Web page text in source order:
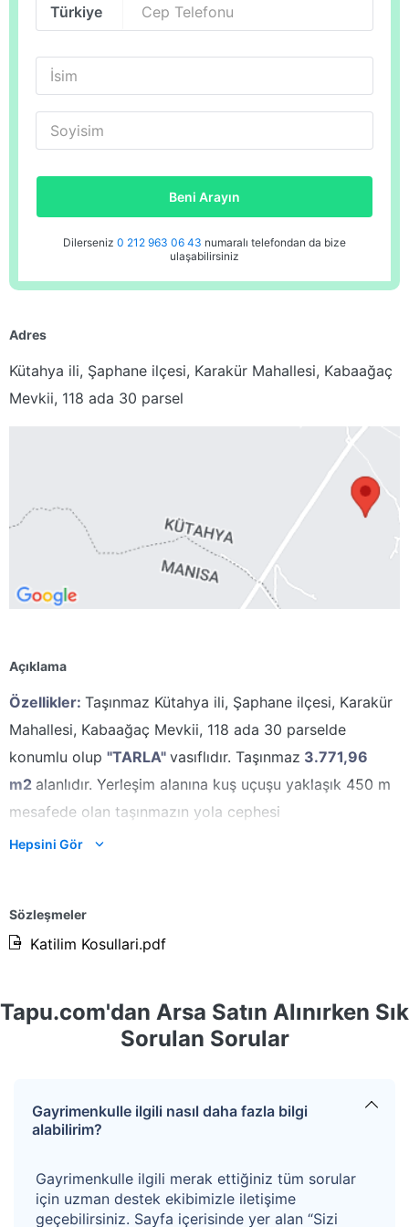
Cep Telefonu
İsim
Soyisim
Beni Arayın
Dilerseniz 0 212 963 06 43 numaralı telefondan da bize
ulaşabilirsiniz
Adres
Kütahya ili, Şaphane ilçesi, Karakür Mahallesi, Kabaağaç
Mevkii, 118 ada 30 parsel
Açıklama
Özellikler: Taşınmaz Kütahya ili, Şaphane ilçesi, Karakür
Mahallesi, Kabaağaç Mevkii, 118 ada 30 parselde
konumlu olup "TARLA" vasıflıdır. Taşınmaz 3.771,96
m2 alanlıdır. Yerleşim alanına kuş uçuşu yaklaşık 450 m
mesafede olan taşınmazın yola cephesi
bulunmamaktadır ancak yaklaşık 180 m mesafededir.
bilinmemektedir. Alıcı mevcut haliyle almayı kabul
eder.
alınacaktır.
Hepsini Gör
Sözleşmeler
Katilim Kosullari.pdf
Tapu.com'dan Arsa Satın Alınırken Sık
Sorulan Sorular
Gayrimenkulle ilgili nasıl daha fazla bilgi
alabilirim?
Gayrimenkulle ilgili merak ettiğiniz tüm sorular
için uzman destek ekibimizle iletişime
geçebilirsiniz. Sayfa içerisinde yer alan “Sizi